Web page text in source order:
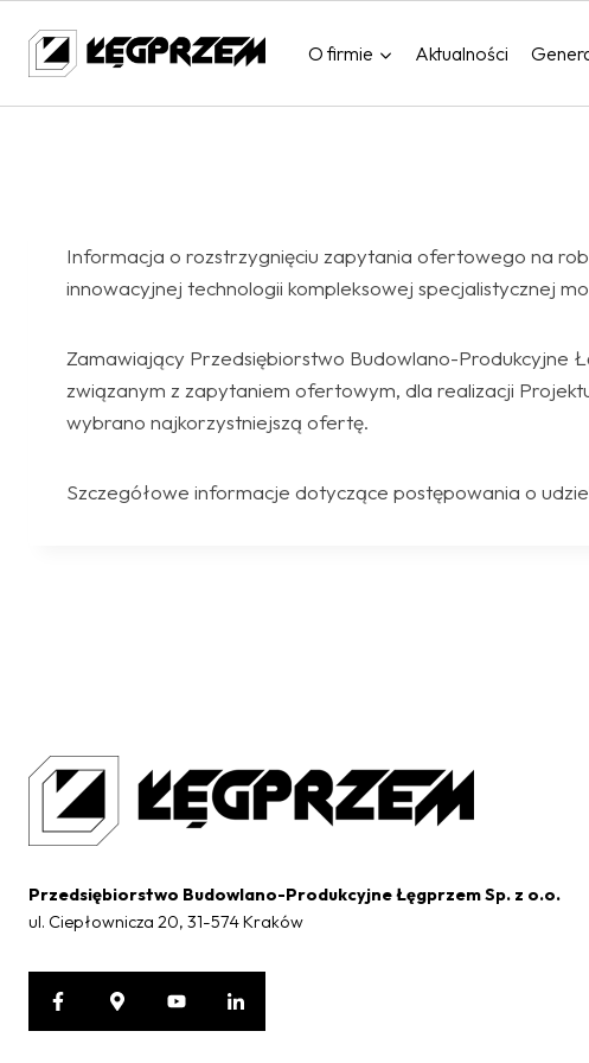
treści
O firmie Aktualności
Informacja o rozstrzygnięciu zapytania ofertowego na
innowacyjnej technologii kompleksowej specjalistycznej
Zamawiający Przedsiębiorstwo Budowlano-Produkcyjne
związanym z zapytaniem ofertowym, dla realizacji
wybrano najkorzystniejszą ofertę.
Szczegółowe informacje dotyczące postępowania o
Przedsiębiorstwo Budowlano-Produkcyjne Łęgprzem Sp. z o.o.
ul. Ciepłownicza 20, 31-574 Kraków